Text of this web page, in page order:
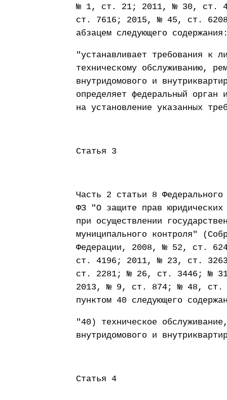
№ 1, ст. 21; 2011, № 30, ст.
ст. 7616; 2015, № 45, ст.
абзацем следующего
"устанавливает требования к
техническому обслуживанию,
внутридомового и
определяет федеральный орган
на установление указанных
Статья 3
Часть 2 статьи 8
ФЗ "О защите прав юридических
при осуществлении
муниципального контроля"
Федерации, 2008, № 52, ст.
ст. 4196; 2011, № 23, ст.
ст. 2281; № 26, ст. 3446; №
2013, № 9, ст. 874; № 48, ст.
пунктом 40 следующего
"40) техническое
внутридомового и
Статья 4